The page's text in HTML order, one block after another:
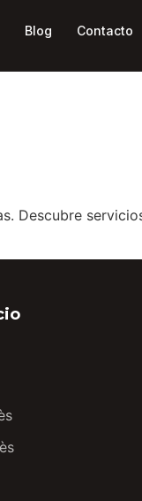
Blog Contacto
Descubre